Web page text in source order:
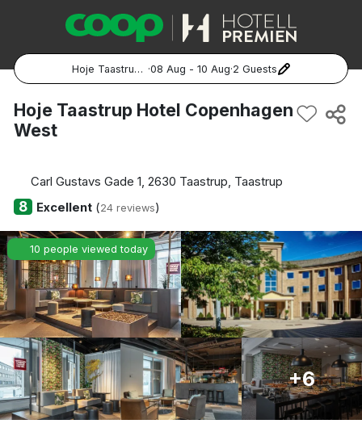
Hoje Taastrup Hotel Copenhagen West ·08 Aug - 10 Aug·2 Guests
Popular Destinations:
Hela Sverige
Stockholm
Göteborg
Malmö
Hela Norge
Oslo
Bergen
Hela Danmark
Hoje Taastrup Hotel Copenhagen
West
Carl Gustavs Gade 1, 2630 Taastrup, Taastrup
8 Excellent(24 reviews)
10 people viewed today
+6